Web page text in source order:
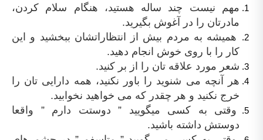
مهم نیست چند ساله هستید، هنگام سلام کردن،
مادرتان را در آغوش بگیرید.
همیشه به مردم بیش از انتظاراتشان ببخشید و این
کار را با روی خوش انجام دهید.
شعر مورد علاقه تان را از بر کنید.
هر آنچه می شنوید را باور نکنید، همه دارایی تان را
خرج نکنید و هر چقدر که می خواهید نخوابید.
وقتی به کسی میگویید ” دوستت دارم ” واقعا
دوستش داشته باشید.